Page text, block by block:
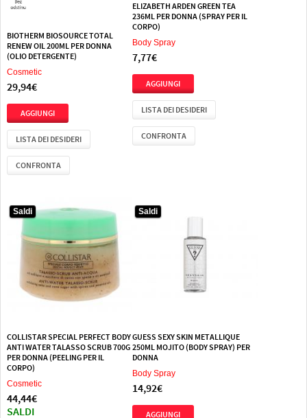
BIOTHERM BIOSOURCE TOTAL
RENEW OIL 200ML PER DONNA
(OLIO DETERGENTE)
Cosmetic
29,94€
LISTA DEI DESIDERI
CONFRONTA
ELIZABETH ARDEN GREEN TEA
236ML PER DONNA (SPRAY PER IL
CORPO)
Body Spray
7,77€
LISTA DEI DESIDERI
CONFRONTA
Saldi
COLLISTAR SPECIAL PERFECT BODY
ANTI WATER TALASSO SCRUB 700G
PER DONNA (PEELING PER IL
CORPO)
Cosmetic
44,44€
SALDI
Saldi
GUESS SEXY SKIN METALLIQUE
250ML MOJITO (BODY SPRAY) PER
DONNA
Body Spray
14,92€